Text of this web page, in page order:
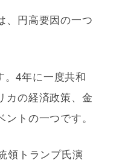
、円高要因の一つ
。4年に一度共和
カの経済政策、金
トの一つです。
領トランプ氏演